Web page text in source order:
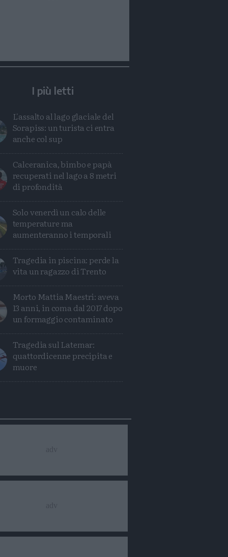
Condividi
Condividi
TwitterCondividi
Mail
I più letti
L'assalto al lago glaciale del
Sorapiss: un turista ci entra
anche col sup
Calceranica, bimbo e papà
recuperati nel lago a 8 metri
di profondità
Solo venerdì un calo delle
temperature ma
aumenteranno i temporali
Tragedia in piscina: perde la
vita un ragazzo di Trento
Morto Mattia Maestri: aveva
13 anni, in coma dal 2017 dopo
un formaggio contaminato
Tragedia sul Latemar:
quattordicenne precipita e
muore